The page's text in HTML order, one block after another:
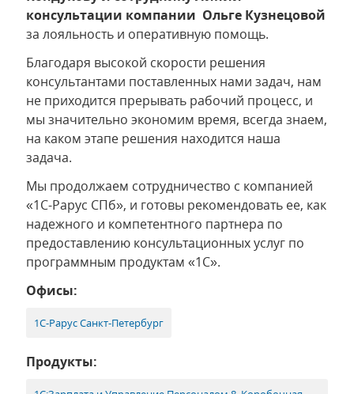
консультации компании Ольге Кузнецовой
за лояльность и оперативную помощь.
Благодаря высокой скорости решения
консультантами поставленных нами задач, нам
не приходится прерывать рабочий процесс, и
мы значительно экономим время, всегда знаем,
на каком этапе решения находится наша
задача.
Мы продолжаем сотрудничество с компанией
«1С-Рарус СПб», и готовы рекомендовать ее, как
надежного и компетентного партнера по
предоставлению консультационных услуг по
программным продуктам «1С».
Офисы:
1С-Рарус Санкт-Петербург
Продукты: